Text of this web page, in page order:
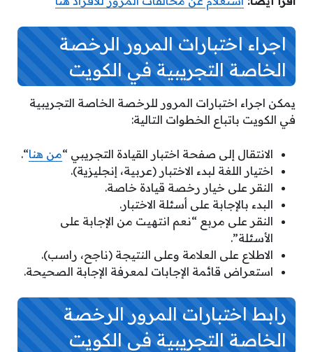
اجراء اختبارات المرور الرخصة
الخاصة التجريبية في الكويت
يمكن اجراء اختبارات المرور للرخصة الخاصة التجريبية
في الكويت باتباع الخطوات التالية:
الانتقال إلى صفحة اختبار القيادة التجريبي “من هنا“.
اختيار اللغة لبدء الاختبار (عربية، إنجليزية).
النقر على خيار رخصة قيادة خاصة.
البدء بالإجابة على أسئلة الاختبار.
النقر على مربع “نعم انتهيت من الإجابة على
الأسئلة”.
الاطلاع على العلامة وعلى النتيجة (ناجح، راسب).
استعراض قائمة الإجابات لمعرفة الإجابة الصحيحة.
رابط اختبارات المرور الرخصة
الخاصة التجريبية في الكويت